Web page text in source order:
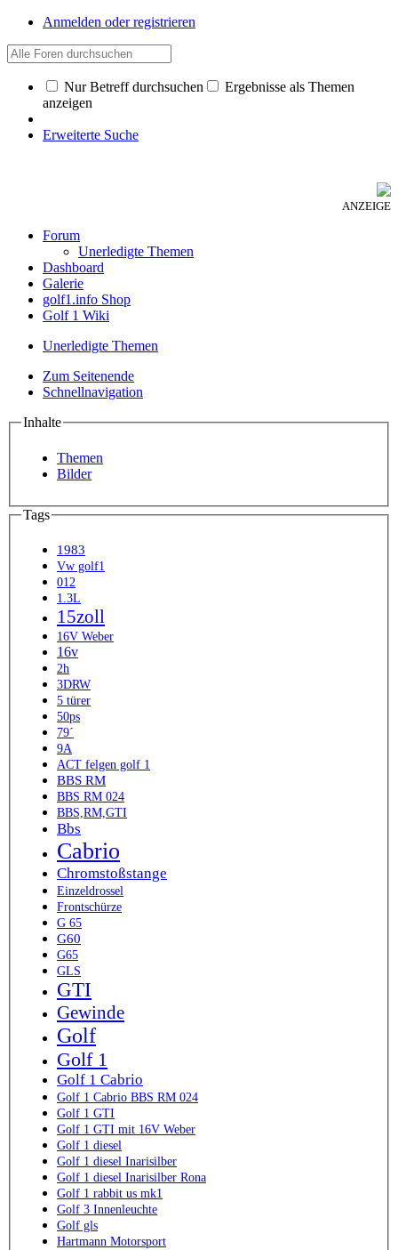
Anmelden oder registrieren
Nur Betreff durchsuchen
Ergebnisse als Themen
anzeigen
Erweiterte Suche
ANZEIGE
Forum
Unerledigte Themen
Dashboard
Galerie
golf1.info Shop
Golf 1 Wiki
Unerledigte Themen
Zum Seitenende
Schnellnavigation
Inhalte
Themen
Bilder
Tags
1983
Vw golf1
012
1.3L
15zoll
16V Weber
16v
2h
3DRW
5 türer
50ps
79´
9A
ACT felgen golf 1
BBS RM
BBS RM 024
BBS,RM,GTI
Bbs
Cabrio
Chromstoßstange
Einzeldrossel
Frontschürze
G 65
G60
G65
GLS
GTI
Gewinde
Golf
Golf 1
Golf 1 Cabrio
Golf 1 Cabrio BBS RM 024
Golf 1 GTI
Golf 1 GTI mit 16V Weber
Golf 1 diesel
Golf 1 diesel Inarisilber
Golf 1 diesel Inarisilber Rona
Golf 1 rabbit us mk1
Golf 3 Innenleuchte
Golf gls
Hartmann Motorsport